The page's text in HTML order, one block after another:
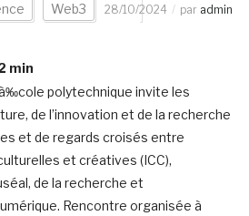
Web3 28/10/2024 par admin
min
polytechnique invite les
de l’innovation et de la recherche
et de regards croisés entre
et créatives (ICC),
de la recherche et
Rencontre organisée à